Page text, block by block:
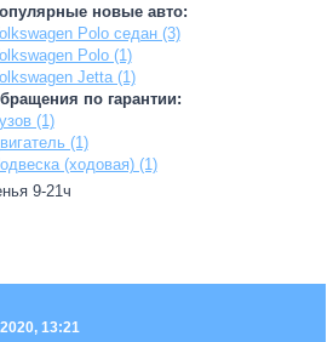
новые авто:
Polo седан (3)
Polo (1)
Jetta (1)
по гарантии:
(1)
(1)
(ходовая) (1)
9-21ч
13:21